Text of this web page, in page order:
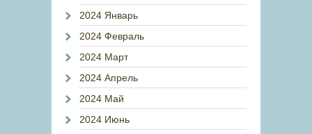
2024 Январь
2024 Февраль
2024 Март
2024 Апрель
2024 Май
2024 Июнь